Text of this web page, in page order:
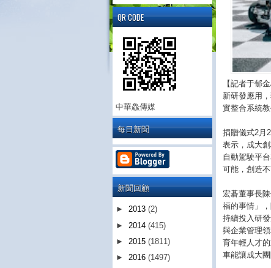
【記者于郁
新研發應用
實整合系統
捐贈儀式2月
表示，成大
自動駕駛平
可能，創造不
宏碁董事長
福的事情」
持續投入研
與企業管理
育年輕人才
車能讓成大
QR CODE
中華鱻傳媒
每日新聞
新聞回顧
► 2013 (2)
► 2014 (415)
► 2015 (1811)
► 2016 (1497)